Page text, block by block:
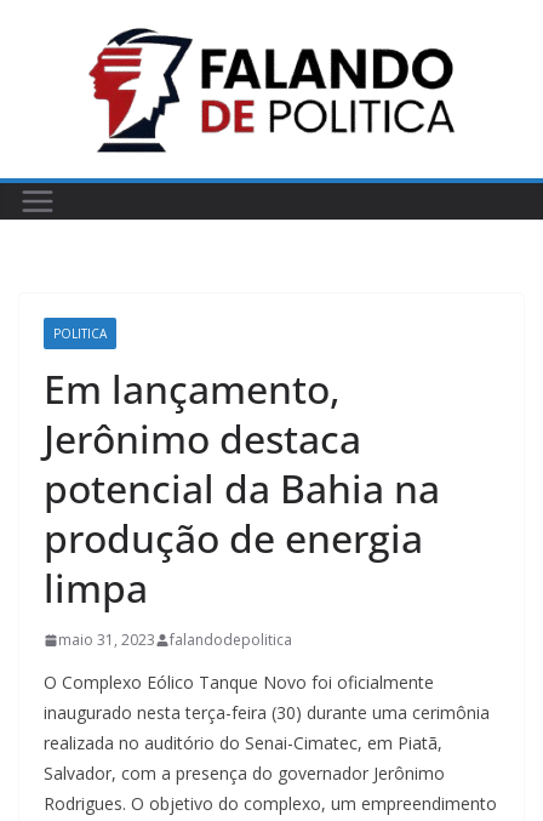
POLITICA
Em lançamento,
Jerônimo destaca
potencial da Bahia na
produção de energia
limpa
maio 31, 2023 falandodepolitica
O Complexo Eólico Tanque Novo foi oficialmente
inaugurado nesta terça-feira (30) durante uma cerimônia
realizada no auditório do Senai-Cimatec, em Piatã,
Salvador, com a presença do governador Jerônimo
Rodrigues. O objetivo do complexo, um empreendimento